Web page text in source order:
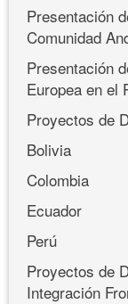
Presentación
Comunidad
Presentación
Europea en el
Proyectos de
Bolivia
Colombia
Ecuador
Perú
Proyectos de
Integración